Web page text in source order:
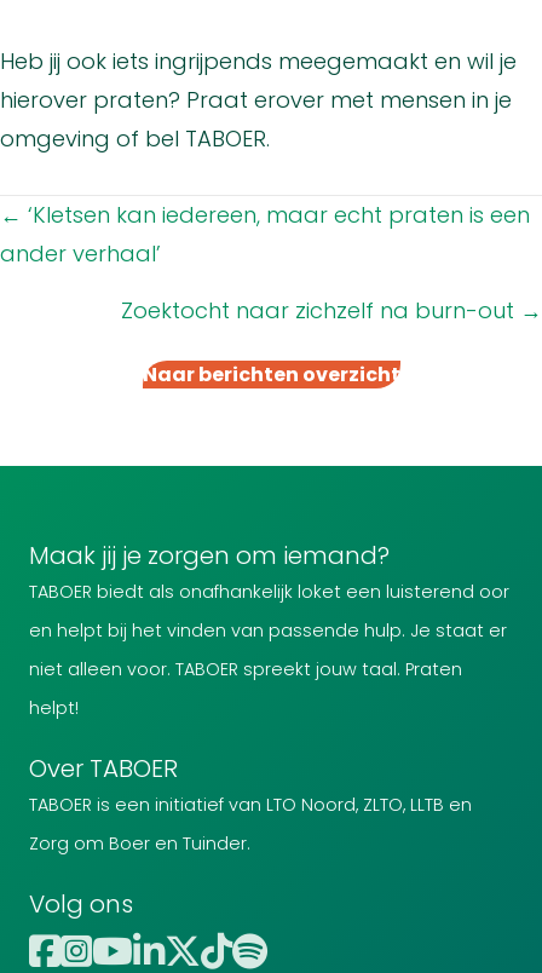
Heb jij ook iets ingrijpends meegemaakt en wil je
hierover praten? Praat erover met mensen in je
omgeving of bel TABOER.
Posts
navigation
← ‘Kletsen kan iedereen, maar echt praten is een
ander verhaal’
Zoektocht naar zichzelf na burn-out →
Naar berichten overzicht
Maak jij je zorgen om iemand?
TABOER biedt als onafhankelijk loket een luisterend oor
en helpt bij het vinden van passende hulp. Je staat er
niet alleen voor. TABOER spreekt jouw taal. Praten
helpt!
Over TABOER
TABOER is een initiatief van LTO Noord, ZLTO, LLTB en
Zorg om Boer en Tuinder.
Volg ons